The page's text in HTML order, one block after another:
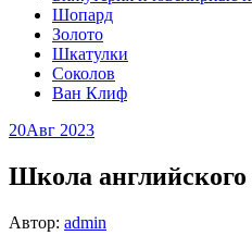
Шопард
Золото
Шкатулки
Соколов
Ван Клиф
20Авг 2023
Школа английского
Автор: admin